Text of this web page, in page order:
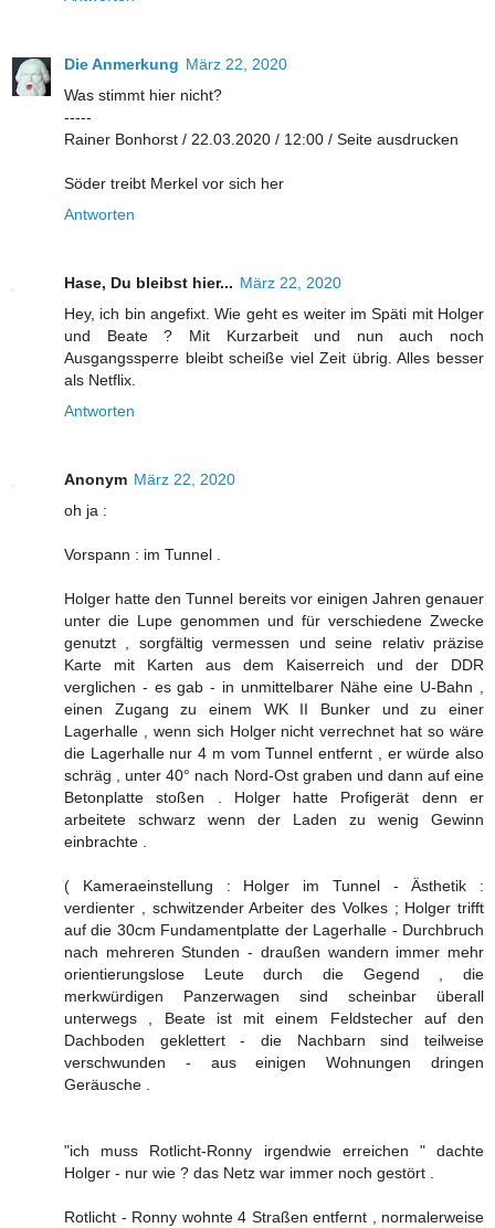
Die Anmerkung März 22, 2020
Was stimmt hier nicht?
-----
Rainer Bonhorst / 22.03.2020 / 12:00 / Seite ausdrucken
Söder treibt Merkel vor sich her
Antworten
Hase, Du bleibst hier... März 22, 2020
Hey, ich bin angefixt. Wie geht es weiter im Späti mit Holger
und Beate ? Mit Kurzarbeit und nun auch noch
Ausgangssperre bleibt scheiße viel Zeit übrig. Alles besser
als Netflix.
Antworten
Anonym März 22, 2020
oh ja :
Vorspann : im Tunnel .
Holger hatte den Tunnel bereits vor einigen Jahren genauer
unter die Lupe genommen und für verschiedene Zwecke
genutzt , sorgfältig vermessen und seine relativ präzise
Karte mit Karten aus dem Kaiserreich und der DDR
verglichen - es gab - in unmittelbarer Nähe eine U-Bahn ,
einen Zugang zu einem WK II Bunker und zu einer
Lagerhalle , wenn sich Holger nicht verrechnet hat so wäre
die Lagerhalle nur 4 m vom Tunnel entfernt , er würde also
schräg , unter 40° nach Nord-Ost graben und dann auf eine
Betonplatte stoßen . Holger hatte Profigerät denn er
arbeitete schwarz wenn der Laden zu wenig Gewinn
einbrachte .
( Kameraeinstellung : Holger im Tunnel - Ästhetik :
verdienter , schwitzender Arbeiter des Volkes ; Holger trifft
auf die 30cm Fundamentplatte der Lagerhalle - Durchbruch
nach mehreren Stunden - draußen wandern immer mehr
orientierungslose Leute durch die Gegend , die
merkwürdigen Panzerwagen sind scheinbar überall
unterwegs , Beate ist mit einem Feldstecher auf den
Dachboden geklettert - die Nachbarn sind teilweise
verschwunden - aus einigen Wohnungen dringen
Geräusche .
"ich muss Rotlicht-Ronny irgendwie erreichen " dachte
Holger - nur wie ? das Netz war immer noch gestört .
Rotlicht - Ronny wohnte 4 Straßen entfernt , normalerweise